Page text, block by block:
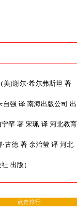
(美)谢尔·希尔弗斯坦 著
自强 译 南海出版公司 出
宁罕 著 宋珮 译 河北教育
·古德 著 余治莹 译 河北
出版）
点击排行